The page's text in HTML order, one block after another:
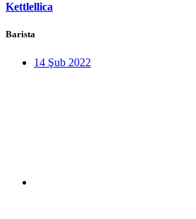
Kettlellica
Barista
14 Şub 2022